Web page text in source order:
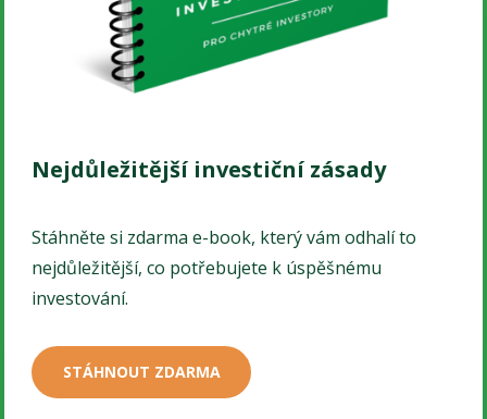
Nejdůležitější investiční zásady
Stáhněte si zdarma e-book, který vám odhalí to
nejdůležitější, co potřebujete k úspěšnému
investování.
STÁHNOUT ZDARMA